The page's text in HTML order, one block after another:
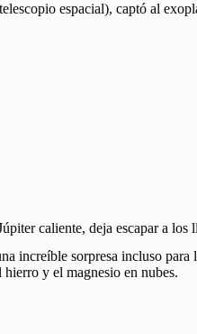
espacial), captó al
caliente, deja escapar a los
increíble sorpresa incluso para
hierro y el magnesio en nubes.